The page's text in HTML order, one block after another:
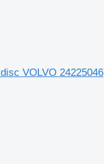
VOLVO 24225046